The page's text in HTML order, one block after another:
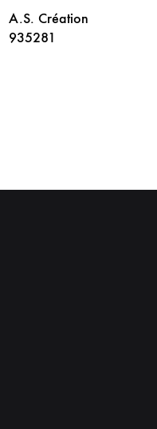
A.S. Création
935281